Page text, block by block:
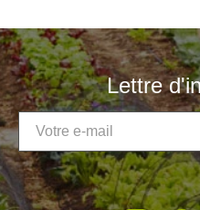
(5 avis)
Lettre